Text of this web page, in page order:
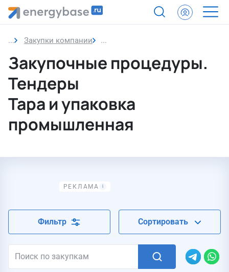
Закупки компании Тара и упаковка промышленная
Закупочные процедуры.
Тендеры
Тара и упаковка
промышленная
Фильтр Сортировать